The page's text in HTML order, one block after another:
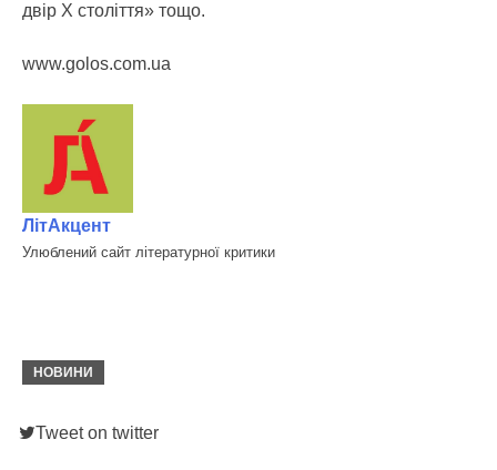
двір Х століття» тощо.
www.golos.com.ua
ЛітАкцент
Улюблений сайт літературної критики
НОВИНИ
Tweet on twitter